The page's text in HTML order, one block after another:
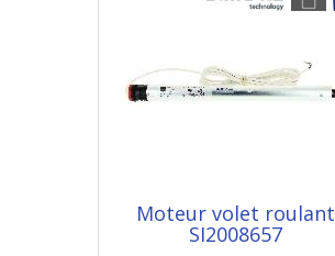
Moteur volet roulant
SI2008657